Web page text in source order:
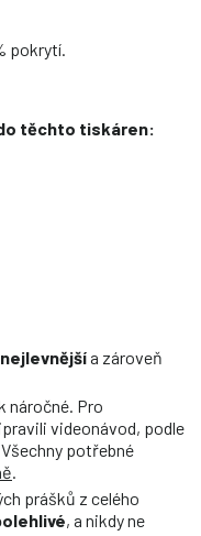
pokrytí.
těchto tiskáren:
nejlevnějšía zároveň
náročné. Pro
videonávod, podle
potřebné
.
prášků z celého
, a nikdy ne